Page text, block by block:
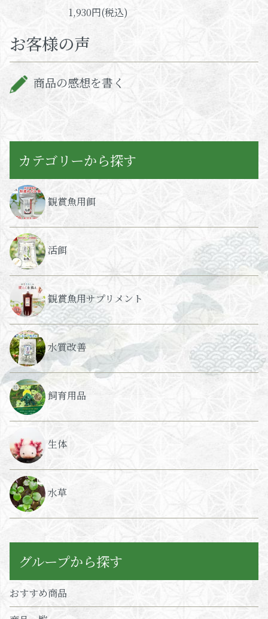
カテゴリーから探す
観賞魚用餌
活餌
観賞魚用サプリメント
水質改善
飼育用品
生体
水草
グループから探す
おすすめ商品
1,930円(税込)
お客様の声
商品の感想を書く